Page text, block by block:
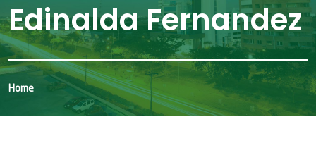
Edinalda Fernandez
Home